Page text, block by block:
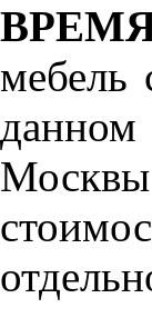
мебель
Москвы